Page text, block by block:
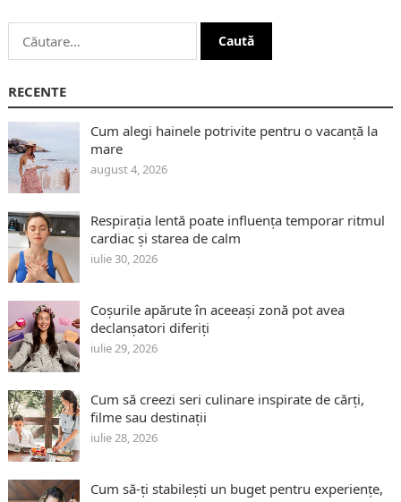
Caută
după:
RECENTE
Cum alegi hainele potrivite pentru o vacanță la
mare
august 4, 2026
Respirația lentă poate influența temporar ritmul
cardiac și starea de calm
iulie 30, 2026
Coșurile apărute în aceeași zonă pot avea
declanșatori diferiți
iulie 29, 2026
Cum să creezi seri culinare inspirate de cărți,
filme sau destinații
iulie 28, 2026
Cum să-ți stabilești un buget pentru experiențe,